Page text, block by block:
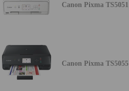
Canon Pixma TS5051
Canon Pixma TS5055